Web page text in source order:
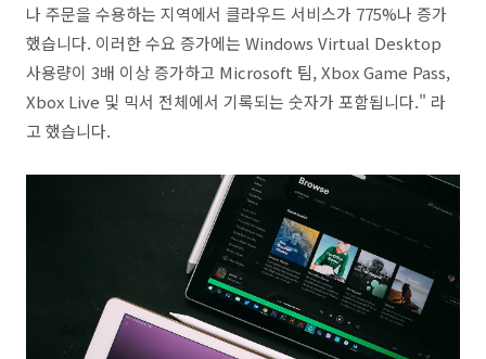
나 주문을 수용하는 지역에서 클라우드 서비스가 775%나 증가
했습니다. 이러한 수요 증가에는 Windows Virtual Desktop
사용량이 3배 이상 증가하고 Microsoft 팀, Xbox Game Pass,
Xbox Live 및 믹서 전체에서 기록되는 숫자가 포함됩니다." 라
고 했습니다.